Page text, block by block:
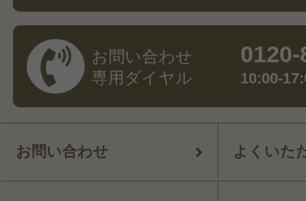
お問い合わせ
専用ダイヤル
10:00-
お問い合わせ よくいた